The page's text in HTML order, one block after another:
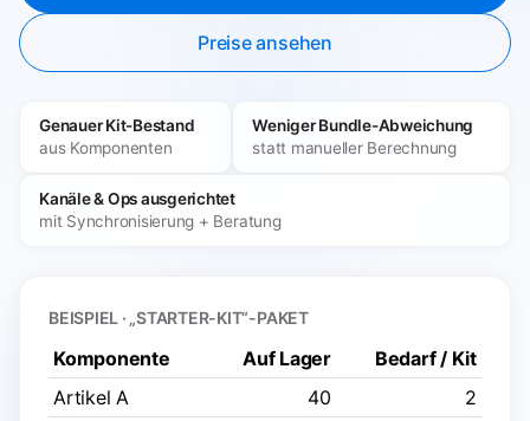
Preise ansehen
Genauer Kit-Bestand
aus Komponenten
Weniger Bundle-Abweichung
statt manueller Berechnung
Kanäle & Ops ausgerichtet
mit Synchronisierung + Beratung
BEISPIEL · „STARTER-KIT“-PAKET
Komponente Auf Lager
Bedarf / Kit
Artikel A
40
2